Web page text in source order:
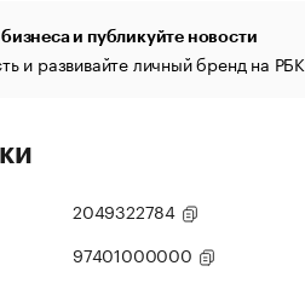
и публикуйте новости
и развивайте личный бренд на РБК
2049322784
97401000000